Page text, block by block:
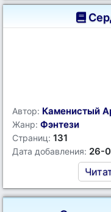
Автор: Каменистый
Жанр: Фэнтези
Страниц: 131
Дата добавления: 26-